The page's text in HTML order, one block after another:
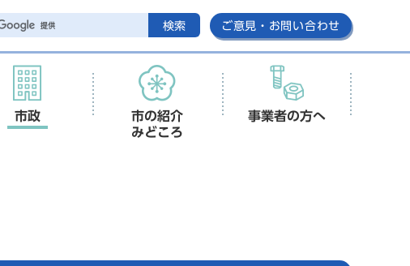
検索 ご意見・お問い合わせ
市政
市の紹介
みどころ
事業者の方へ